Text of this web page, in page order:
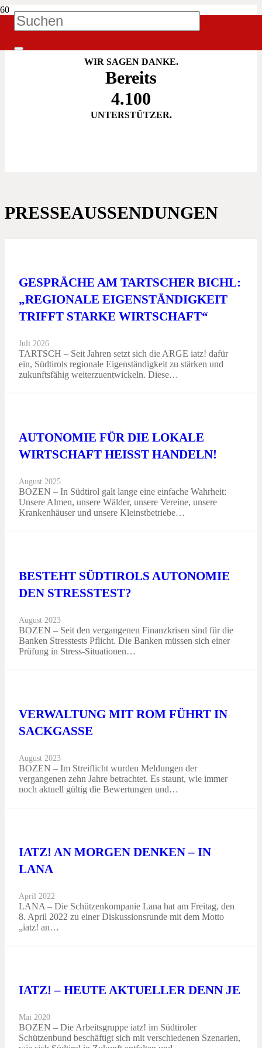
WIR SAGEN DANKE.
Bereits
4.100
UNTERSTÜTZER.
PRESSEAUSSENDUNGEN
GESPRÄCHE AM TARTSCHER BICHL:
„REGIONALE EIGENSTÄNDIGKEIT
TRIFFT STARKE WIRTSCHAFT“
Juli 2026
TARTSCH – Seit Jahren setzt sich die ARGE iatz! dafür
ein, Südtirols regionale Eigenständigkeit zu stärken und
zukunftsfähig weiterzuentwickeln. Diese…
AUTONOMIE FÜR DIE LOKALE
WIRTSCHAFT HEISST HANDELN!
August 2025
BOZEN – In Südtirol galt lange eine einfache Wahrheit:
Unsere Almen, unsere Wälder, unsere Vereine, unsere
Krankenhäuser und unsere Kleinstbetriebe…
BESTEHT SÜDTIROLS AUTONOMIE
DEN STRESSTEST?
August 2023
BOZEN – Seit den vergangenen Finanzkrisen sind für die
Banken Stresstests Pflicht. Die Banken müssen sich einer
Prüfung in Stress-Situationen…
VERWALTUNG MIT ROM FÜHRT IN
SACKGASSE
August 2023
BOZEN – Im Streiflicht wurden Meldungen der
vergangenen zehn Jahre betrachtet. Es staunt, wie immer
noch aktuell gültig die Bewertungen und…
IATZ! AN MORGEN DENKEN – IN
LANA
April 2022
LANA – Die Schützenkompanie Lana hat am Freitag, den
8. April 2022 zu einer Diskussionsrunde mit dem Motto
„iatz! an…
IATZ! – HEUTE AKTUELLER DENN JE
Mai 2020
BOZEN – Die Arbeitsgruppe iatz! im Südtiroler
Schützenbund beschäftigt sich mit verschiedenen Szenarien,